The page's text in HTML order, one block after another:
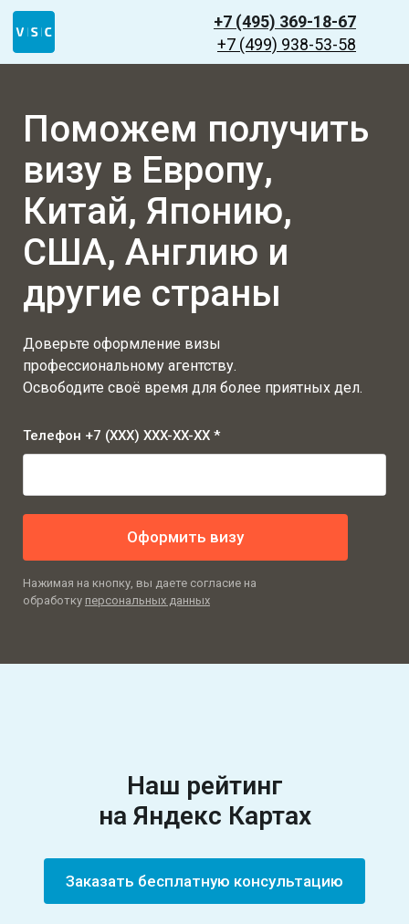
+7 (495) 369-18-67
+7 (499) 938-53-58
Поможем получить
визу в Европу,
Китай, Японию,
США, Англию и
другие страны
Доверьте оформление визы
профессиональному агентству.
Освободите своё время для более приятных дел.
Телефон +7 (XXX) XXX-XX-XX *
Оформить визу
Нажимая на кнопку, вы даете согласие на
обработку персональных данных
Наш рейтинг
на Яндекс Картах
Заказать бесплатную консультацию